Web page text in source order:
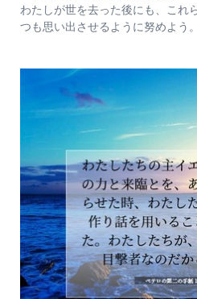
わたしが世を去った後にも、これ
つも思い出させるように努めよう。